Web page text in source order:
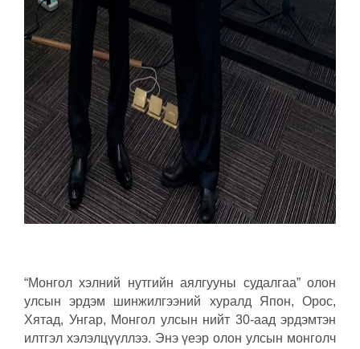
“Монгол хэлний нутгийн аялгууны судалгаа” олон
улсын эрдэм шинжилгээний хуралд Япон, Орос,
Хятад, Унгар, Монгол улсын нийт 30-аад эрдэмтэн
илтгэл хэлэлцүүллээ. Энэ үеэр олон улсын монголч